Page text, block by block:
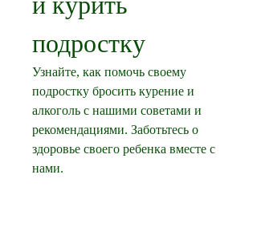
подростку
Узнайте, как помочь своему
подростку бросить курение и
алкоголь с нашими советами и
рекомендациями. Заботьтесь о
здоровье своего ребенка вместе с
нами.